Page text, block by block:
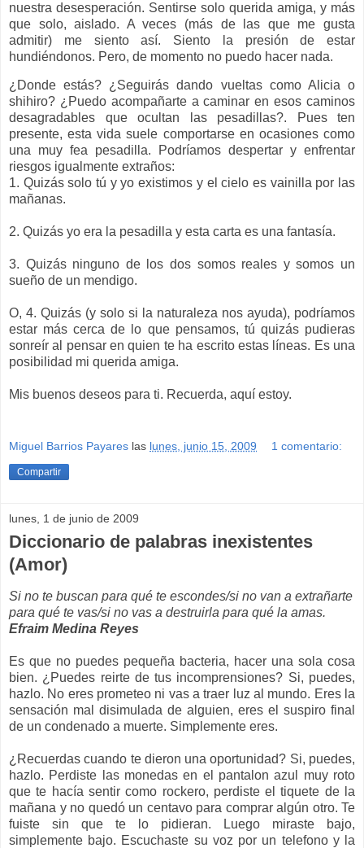
nuestra desesperación. Sentirse solo querida amiga, y más
que solo, aislado. A veces (más de las que me gusta
admitir) me siento así. Siento la presión de estar
hundiéndonos. Pero, de momento no puedo hacer nada.
¿Donde estás? ¿Seguirás dando vueltas como Alicia o
shihiro? ¿Puedo acompañarte a caminar en esos caminos
desagradables que ocultan las pesadillas?. Pues ten
presente, esta vida suele comportarse en ocasiones como
una muy fea pesadilla. Podríamos despertar y enfrentar
riesgos igualmente extraños:
1. Quizás solo tú y yo existimos y el cielo es vainilla por las
mañanas.
2. Quizás yo era la pesadilla y esta carta es una fantasía.
3. Quizás ninguno de los dos somos reales y somos un
sueño de un mendigo.
O, 4. Quizás (y solo si la naturaleza nos ayuda), podríamos
estar más cerca de lo que pensamos, tú quizás pudieras
sonreír al pensar en quien te ha escrito estas líneas. Es una
posibilidad mi querida amiga.
Mis buenos deseos para ti. Recuerda, aquí estoy.
Miguel Barrios Payares las lunes, junio 15, 2009 1 comentario:
Compartir
lunes, 1 de junio de 2009
Diccionario de palabras inexistentes
(Amor)
Si no te buscan para qué te escondes/si no van a extrañarte
para qué te vas/si no vas a destruirla para qué la amas.
Efraim Medina Reyes
Es que no puedes pequeña bacteria, hacer una sola cosa
bien. ¿Puedes reirte de tus incomprensiones? Si, puedes,
hazlo. No eres prometeo ni vas a traer luz al mundo. Eres la
sensación mal disimulada de alguien, eres el suspiro final
de un condenado a muerte. Simplemente eres.
¿Recuerdas cuando te dieron una oportunidad? Si, puedes,
hazlo. Perdiste las monedas en el pantalon azul muy roto
que te hacía sentir como rockero, perdiste el tiquete de la
mañana y no quedó un centavo para comprar algún otro. Te
fuiste sin que te lo pidieran. Luego miraste bajo,
simplemente bajo. Escuchaste su voz por un telefono y la